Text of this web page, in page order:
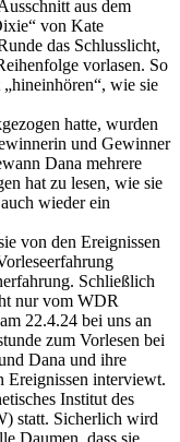
aus dem
von Kate
das Schlusslicht,
vorlasen. So
wie sie
hatte, wurden
und Gewinner
Dana mehrere
hat zu lesen, wie sie
wieder ein
von den Ereignissen
Schließlich
nur vom WDR
22.4.24 bei uns an
zum Vorlesen bei
Dana und ihre
Ereignissen interviewt.
Institut des
statt. Sicherlich wird
Daumen, dass sie